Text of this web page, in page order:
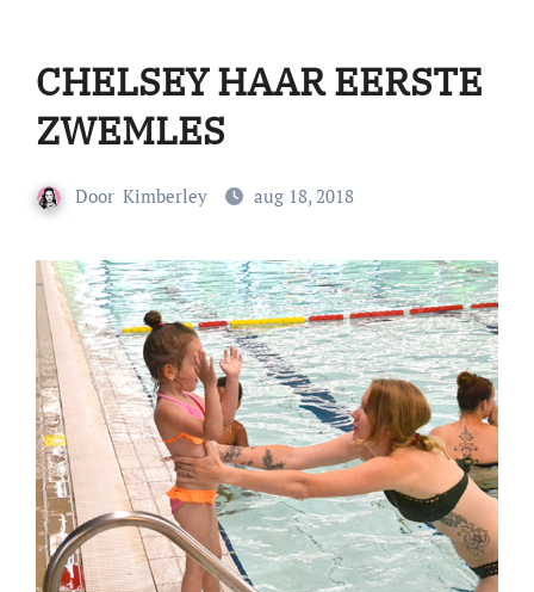
CHELSEY HAAR EERSTE
ZWEMLES
Door Kimberley aug 18, 2018